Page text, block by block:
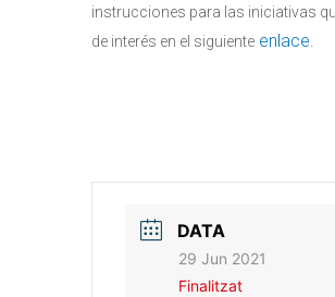
instrucciones para las iniciativas
de interés en el siguiente enlace.
DATA
29 Jun 2021
Finalitzat